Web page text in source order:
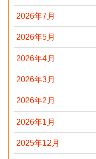
2026年7月
2026年5月
2026年4月
2026年3月
2026年2月
2026年1月
2025年12月